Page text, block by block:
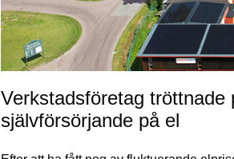
Verkstadsföretag
självförsörjande på el